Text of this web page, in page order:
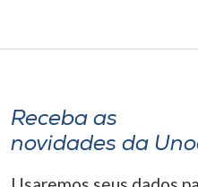
Receba as
novidades da